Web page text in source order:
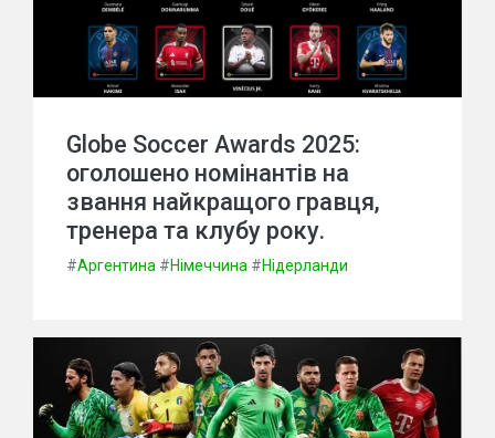
Globe Soccer Awards 2025:
оголошено номінантів на
звання найкращого гравця,
тренера та клубу року.
#Аргентина #Німеччина #Нідерланди